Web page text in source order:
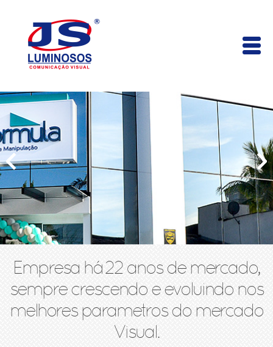
Empresa há 22 anos de mercado,
sempre crescendo e evoluindo nos
melhores parametros do mercado
Visual.